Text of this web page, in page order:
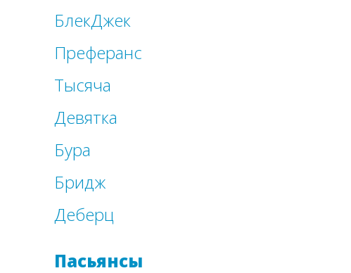
БлекДжек
Преферанс
Тысяча
Девятка
Бура
Бридж
Деберц
Пасьянсы